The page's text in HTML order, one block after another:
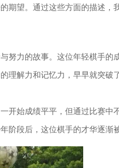
期望。通过这些方面的描述
努力的故事。这位年轻棋手
理解力和记忆力，早早就突
开始成绩平平，但通过比赛
阶段后，这位棋手的才华逐渐